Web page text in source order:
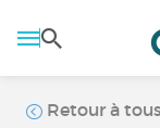
Retour à